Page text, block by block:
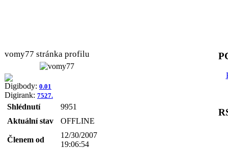
vomy77 stránka profilu
Digibody: 0.01
Digirank: 7527.
Shlédnutí
9951
Aktuální stav
OFFLINE
Členem od
12/30/2007
19:06:54